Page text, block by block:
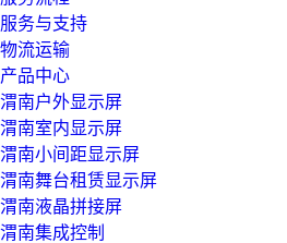
服务与支持
物流运输
产品中心
渭南户外显示屏
渭南室内显示屏
渭南小间距显示屏
渭南舞台租赁显示屏
渭南液晶拼接屏
渭南集成控制